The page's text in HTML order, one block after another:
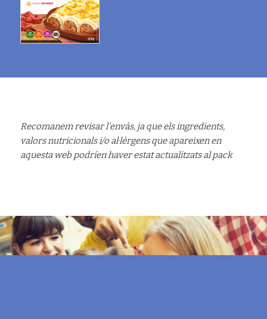
Recomanem revisar l'envàs, ja que els ingredients,
valors nutricionals i/o al·lèrgens que apareixen en
aquesta web podríen haver estat actualitzats al pack